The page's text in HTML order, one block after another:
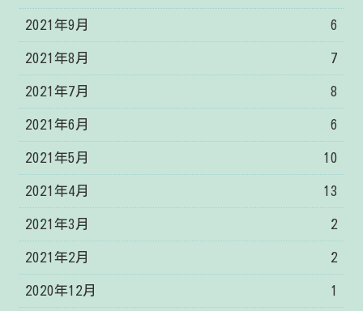
2021年9月 6
2021年8月 7
2021年7月 8
2021年6月 6
2021年5月 10
2021年4月 13
2021年3月 2
2021年2月 2
2020年12月 1